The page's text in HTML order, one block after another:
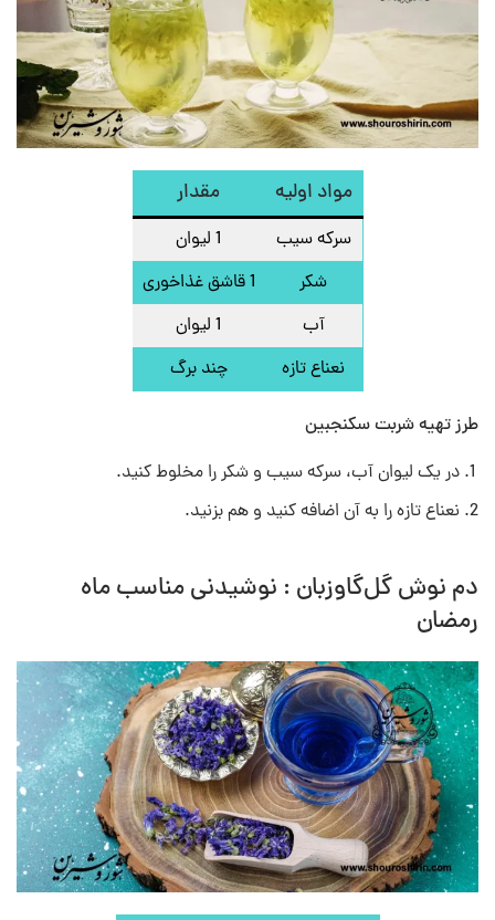
مواد اولیه مقدار
سرکه سیب
1 لیوان
شکر
1 قاشق غذاخوری
آب
1 لیوان
نعناع تازه
چند برگ
طرز تهیه شربت سکنجبین
در یک لیوان آب، سرکه سیب و شکر را مخلوط کنید.
نعناع تازه را به آن اضافه کنید و هم بزنید.
دم نوش گل‌گاوزبان : نوشیدنی مناسب ماه
رمضان